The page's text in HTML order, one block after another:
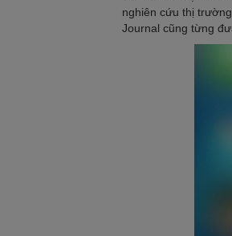
nghiên cứu thị
Journal cũng từng